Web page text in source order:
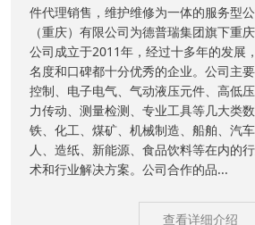
件代理销售，维护维修为一体的服务型
（重庆）有限公司为德普瑞集团旗下重
公司成立于2011年，经过十多年的发展
名度和口碑都十分优秀的企业。公司主
控制、电子电气、气动液压元件、高低
力传动、测量检测、专业工具等几大类
铁、化工、煤矿、机械制造、船舶、汽
人、造纸、新能源、食品饮料等在内的
术和行业解决方案。公司合作的品...
查看详细介绍